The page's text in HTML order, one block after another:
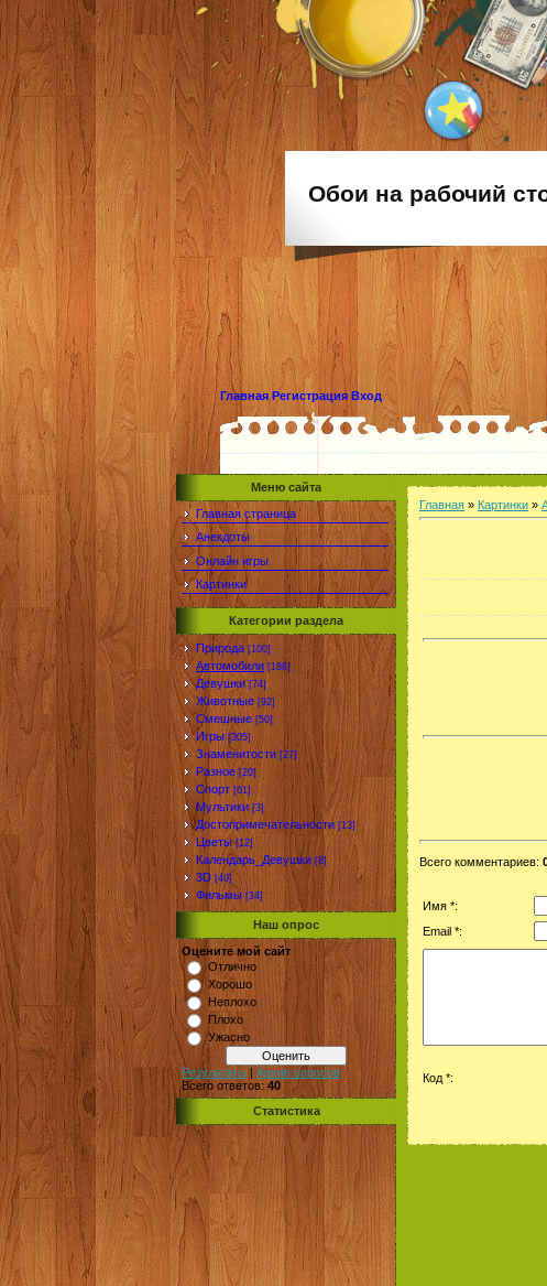
Обои на рабочий
Главная Регистрация Вход
Меню сайта
Главная страница
Анекдоты
Онлайн игры
Картинки
Категории раздела
Природа [100]
Автомобили [188]
Девушки [74]
Животные [92]
Смешные [50]
Игры [305]
Знаменитости [27]
Разное [20]
Спорт [61]
Мультики [3]
Достопримечательности [13]
Цветы [12]
Календарь_Девушки [8]
3D [40]
Фильмы [34]
Наш опрос
Оцените мой сайт
Отлично
Хорошо
Неплохо
Плохо
Ужасно
Результаты | Архив опросов
Всего ответов: 40
Статистика
Главная » Картинки »
Всего комментариев:
Имя *:
Email *:
Код *: